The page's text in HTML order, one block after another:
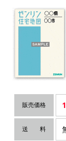
販売価格
送 料